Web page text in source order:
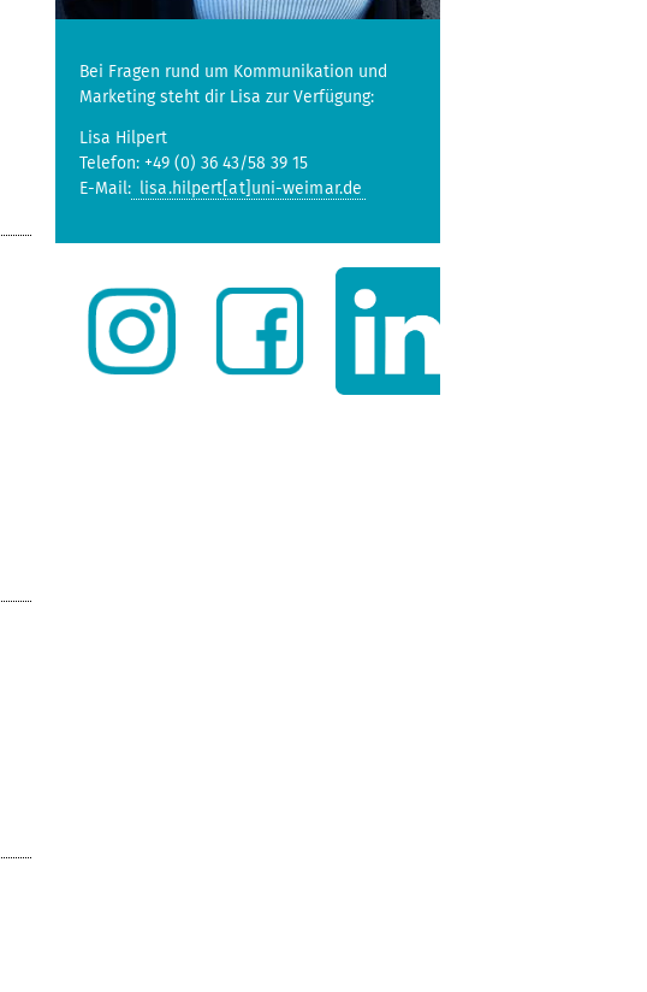
Bei Fragen rund um Kommunikation und
Marketing steht dir Lisa zur Verfügung:
Lisa Hilpert
Telefon: +49 (0) 36 43/58 39 15
E-Mail: lisa.hilpert[at]uni-weimar.de